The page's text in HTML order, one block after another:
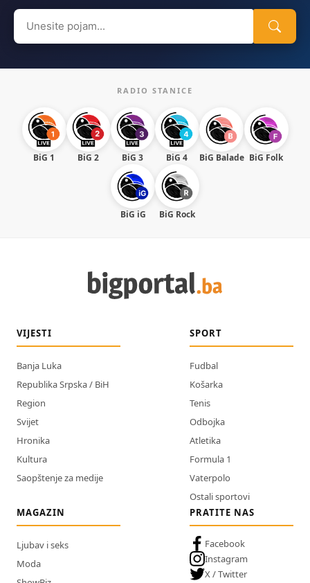
Search
for:
RADIO STANICE
BiG 1 BiG 2 BiG 3 BiG 4 BiG Balade BiG Folk
BiG iG BiG Rock
VIJESTI
Banja Luka
Republika Srpska / BiH
Region
Svijet
Hronika
Kultura
Saopštenje za medije
SPORT
Fudbal
Košarka
Tenis
Odbojka
Atletika
Formula 1
Vaterpolo
Ostali sportovi
MAGAZIN
Ljubav i seks
Moda
PRATITE NAS
Facebook
Instagram
X / Twitter